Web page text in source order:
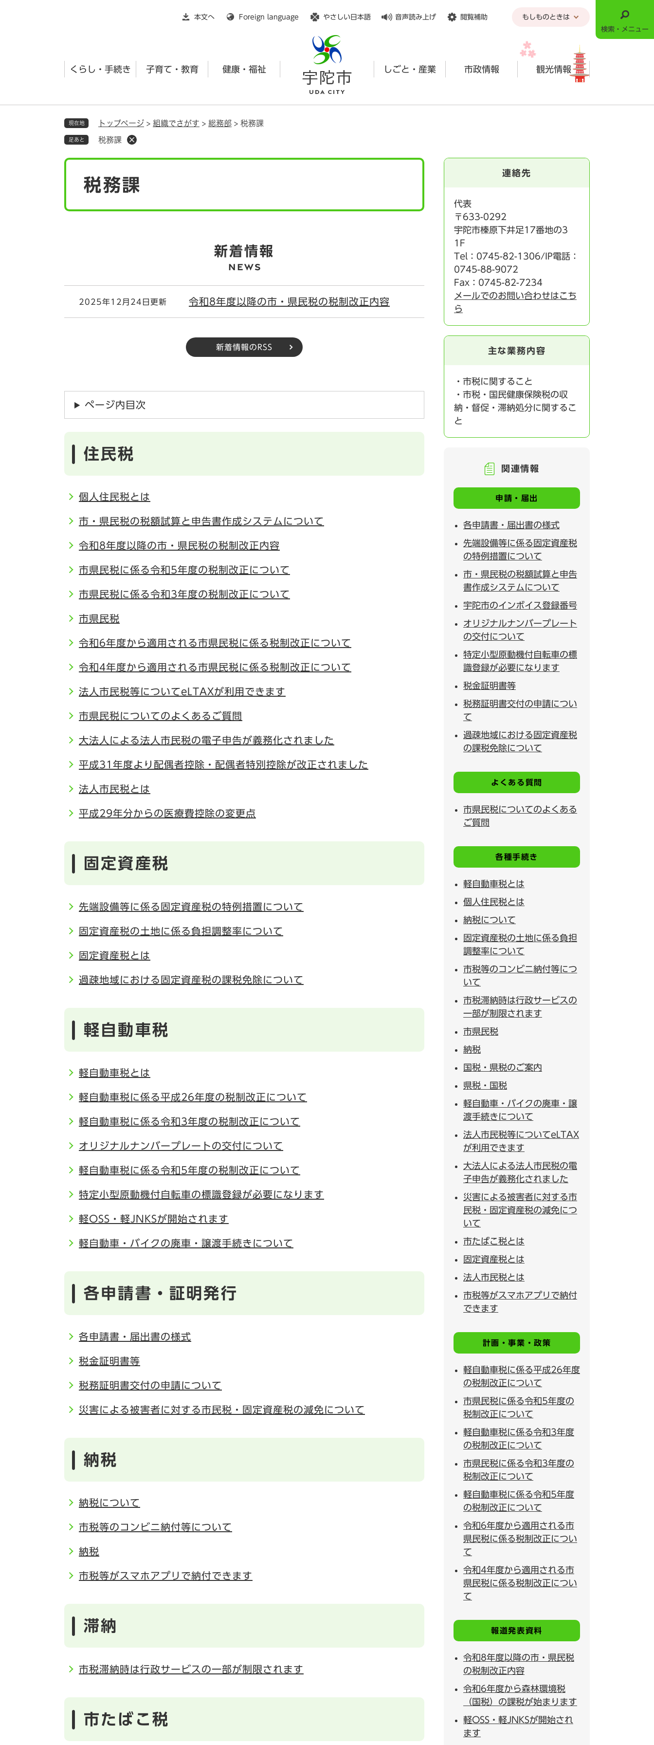
本文へ
Foreign language やさしい日本語 音声読み上げ 閲覧補助 もしものときは
くらし・手続き 子育て・教育 健康・福祉 しごと・産業 市政情報 観光情報
検索・メニュー
現在地 トップページ > 組織でさがす > 総務部 > 税務課
足あと 税務課
税務課
新着情報
2025年12月24日更新 令和8年度以降の市・県民税の税制改正内容
新着情報のRSS
ページ内目次
住民税
個人住民税とは
市・県民税の税額試算と申告書作成システムについて
令和8年度以降の市・県民税の税制改正内容
市県民税に係る令和5年度の税制改正について
市県民税に係る令和3年度の税制改正について
市県民税
令和6年度から適用される市県民税に係る税制改正について
令和4年度から適用される市県民税に係る税制改正について
法人市民税等についてeLTAXが利用できます
市県民税についてのよくあるご質問
大法人による法人市民税の電子申告が義務化されました
平成31年度より配偶者控除・配偶者特別控除が改正されました
法人市民税とは
平成29年分からの医療費控除の変更点
固定資産税
先端設備等に係る固定資産税の特例措置について
固定資産税の土地に係る負担調整率について
固定資産税とは
過疎地域における固定資産税の課税免除について
軽自動車税
軽自動車税とは
軽自動車税に係る平成26年度の税制改正について
軽自動車税に係る令和3年度の税制改正について
オリジナルナンバープレートの交付について
軽自動車税に係る令和5年度の税制改正について
特定小型原動機付自転車の標識登録が必要になります
軽OSS・軽JNKSが開始されます
軽自動車・バイクの廃車・譲渡手続きについて
各申請書・証明発行
各申請書・届出書の様式
税金証明書等
税務証明書交付の申請について
災害による被害者に対する市民税・固定資産税の減免について
納税
納税について
市税等のコンビニ納付等について
納税
市税等がスマホアプリで納付できます
滞納
市税滞納時は行政サービスの一部が制限されます
市たばこ税
連絡先
代表
〒633-0292
宇陀市榛原下井足17番地の3
1F
Tel：0745-82-1306/IP電話：
0745-88-9072
Fax：0745-82-7234
メールでのお問い合わせはこち
ら
主な業務内容
・市税に関すること
・市税・国民健康保険税の収
納・督促・滞納処分に関するこ
と
関連情報
申請・届出
各申請書・届出書の様式
先端設備等に係る固定資産税
の特例措置について
市・県民税の税額試算と申告
書作成システムについて
宇陀市のインボイス登録番号
オリジナルナンバープレート
の交付について
特定小型原動機付自転車の標
識登録が必要になります
税金証明書等
税務証明書交付の申請につい
て
過疎地域における固定資産税
の課税免除について
よくある質問
市県民税についてのよくある
ご質問
各種手続き
軽自動車税とは
個人住民税とは
納税について
固定資産税の土地に係る負担
調整率について
市税等のコンビニ納付等につ
いて
市税滞納時は行政サービスの
一部が制限されます
市県民税
納税
国税・県税のご案内
県税・国税
軽自動車・バイクの廃車・譲
渡手続きについて
法人市民税等についてeLTAX
が利用できます
大法人による法人市民税の電
子申告が義務化されました
災害による被害者に対する市
民税・固定資産税の減免につ
いて
市たばこ税とは
固定資産税とは
法人市民税とは
市税等がスマホアプリで納付
できます
計画・事業・政策
軽自動車税に係る平成26年度
の税制改正について
市県民税に係る令和5年度の
税制改正について
軽自動車税に係る令和3年度
の税制改正について
市県民税に係る令和3年度の
税制改正について
軽自動車税に係る令和5年度
の税制改正について
令和6年度から適用される市
県民税に係る税制改正につい
て
令和4年度から適用される市
県民税に係る税制改正につい
て
報道発表資料
令和8年度以降の市・県民税
の税制改正内容
令和6年度から森林環境税
（国税）の課税が始まります
軽OSS・軽JNKSが開始され
ます